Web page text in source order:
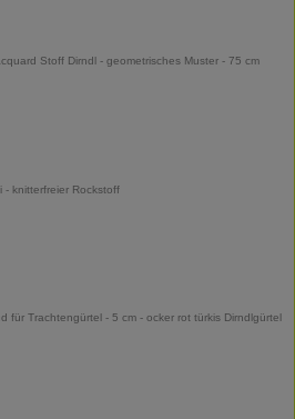
Stoff Dirndl - geometrisches Muster - 75 cm
- knitterfreier Rockstoff
für Trachtengürtel - 5 cm - ocker rot türkis Dirndlgürtel